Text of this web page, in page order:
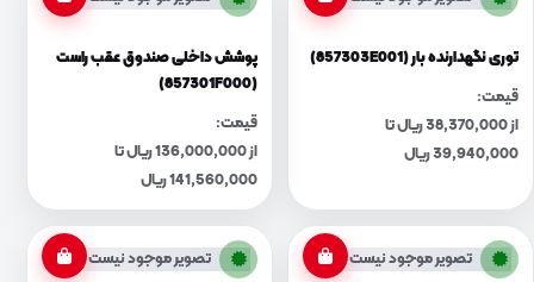
توری نگهدارنده بار (857303E001)
قیمت:
از 38,370,000 ریال تا
39,940,000 ریال
پوشش داخلی صندوق عقب راست
(857301F000)
قیمت:
از 136,000,000 ریال تا
141,560,000 ریال
تصویر موجود نیست تصویر موجود نیست